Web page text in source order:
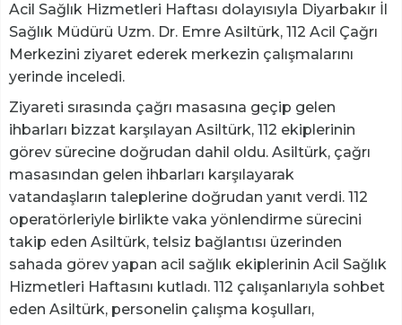
Acil Sağlık Hizmetleri Haftası dolayısıyla Diyarbakır İl
Sağlık Müdürü Uzm. Dr. Emre Asiltürk, 112 Acil Çağrı
Merkezini ziyaret ederek merkezin çalışmalarını
yerinde inceledi.
Ziyareti sırasında çağrı masasına geçip gelen
ihbarları bizzat karşılayan Asiltürk, 112 ekiplerinin
görev sürecine doğrudan dahil oldu. Asiltürk, çağrı
masasından gelen ihbarları karşılayarak
vatandaşların taleplerine doğrudan yanıt verdi. 112
operatörleriyle birlikte vaka yönlendirme sürecini
takip eden Asiltürk, telsiz bağlantısı üzerinden
sahada görev yapan acil sağlık ekiplerinin Acil Sağlık
Hizmetleri Haftasını kutladı. 112 çalışanlarıyla sohbet
eden Asiltürk, personelin çalışma koşulları,